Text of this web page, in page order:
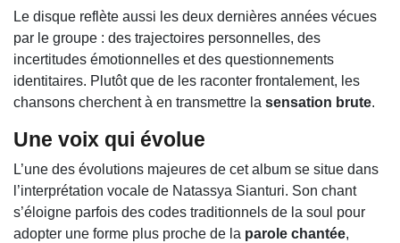
Le disque reflète aussi les deux dernières années vécues
par le groupe : des trajectoires personnelles, des
incertitudes émotionnelles et des questionnements
identitaires. Plutôt que de les raconter frontalement, les
chansons cherchent à en transmettre la sensation brute.
Une voix qui évolue
L’une des évolutions majeures de cet album se situe dans
l’interprétation vocale de Natassya Sianturi. Son chant
s’éloigne parfois des codes traditionnels de la soul pour
adopter une forme plus proche de la parole chantée,